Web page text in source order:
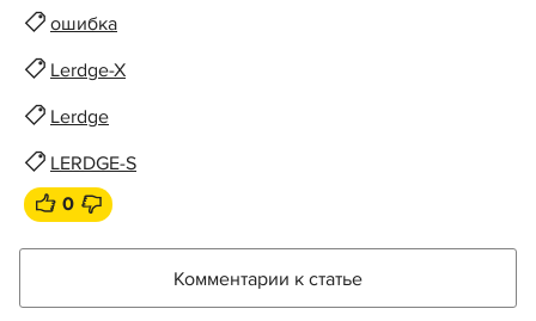
ошибка
Lerdge-X
Lerdge
LERDGE-S
0
Комментарии к статье